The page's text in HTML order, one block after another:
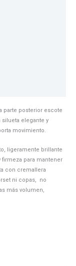
parte posterior escote
elegante y
movimiento.
ligeramente brillante
para mantener
con cremallera
ni copas, no
más volumen,